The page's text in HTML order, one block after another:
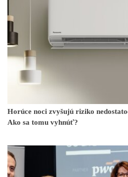
Horúce noci zvyšujú riziko
Ako sa tomu vyhnúť?